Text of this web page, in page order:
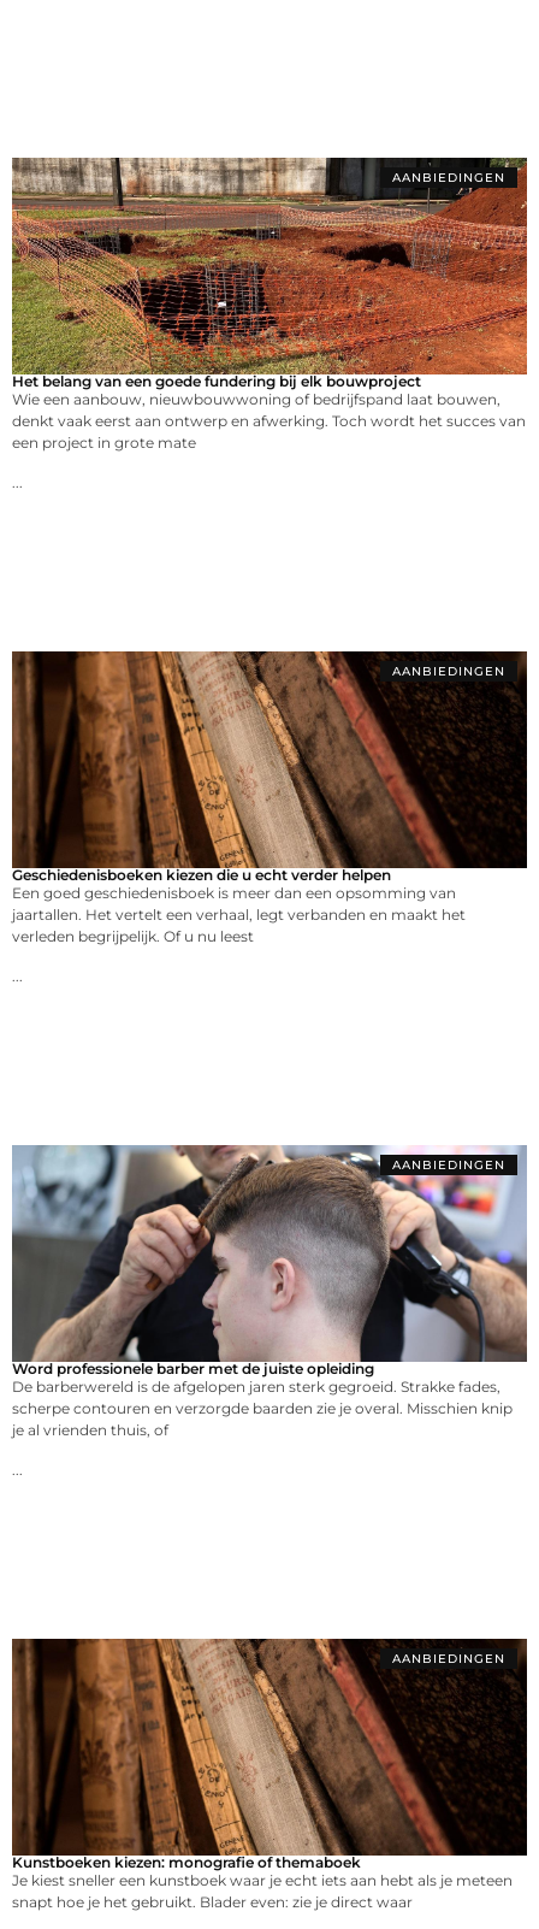
AANBIEDINGEN
Het belang van een goede fundering bij elk bouwproject
Wie een aanbouw, nieuwbouwwoning of bedrijfspand laat bouwen,
denkt vaak eerst aan ontwerp en afwerking. Toch wordt het succes van
een project in grote mate
AANBIEDINGEN
Geschiedenisboeken kiezen die u echt verder helpen
Een goed geschiedenisboek is meer dan een opsomming van
jaartallen. Het vertelt een verhaal, legt verbanden en maakt het
verleden begrijpelijk. Of u nu leest
AANBIEDINGEN
Word professionele barber met de juiste opleiding
De barberwereld is de afgelopen jaren sterk gegroeid. Strakke fades,
scherpe contouren en verzorgde baarden zie je overal. Misschien knip
je al vrienden thuis, of
AANBIEDINGEN
Kunstboeken kiezen: monografie of themaboek
Je kiest sneller een kunstboek waar je echt iets aan hebt als je meteen
snapt hoe je het gebruikt. Blader even: zie je direct waar